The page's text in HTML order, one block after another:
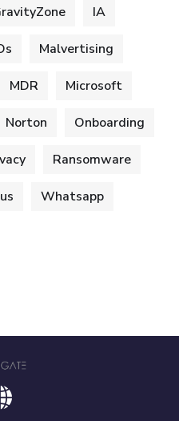
IA
Malvertising
MDR Microsoft
Norton Onboarding
Ransomware
Whatsapp